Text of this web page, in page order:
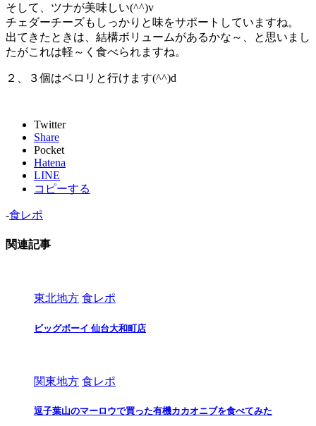
そして、ツナが美味しい(^^)v
チェダーチーズもしっかりと味をサポートしていますね。
出てきたときは、結構ボリュームがあるかな～、と思いまし
たがこれは軽～く食べられますね。
２、３個はペロリと行けます(^^)d
Twitter
Share
Pocket
Hatena
LINE
コピーする
-食レポ
関連記事
東北地方 食レポ
ビッグボーイ 仙台大和町店
関東地方 食レポ
逗子葉山のマーロウで買った有機カカオニブを食べてみた